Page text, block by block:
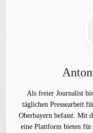
Als freier Journalist
täglichen Pressearbeit
Oberbayern befasst. Mit
eine Plattform bieten für